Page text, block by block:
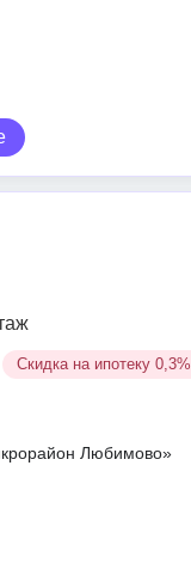
Скидка на ипотеку 0,3%
Любимово»